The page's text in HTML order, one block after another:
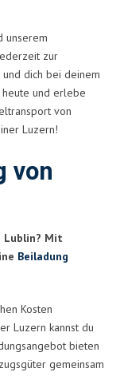
unserem
zur
dich bei deinem
heute und erlebe
von
Luzern!
von
Lublin? Mit
Beiladung
Kosten
Luzern kannst du
bieten
gemeinsam